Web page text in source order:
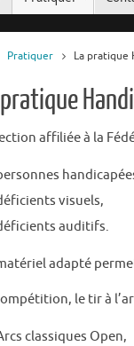
Pratiquer La pratique
pratique
affiliée à la
visuels,
auditifs.
adapté
le tir à
classiques Open,